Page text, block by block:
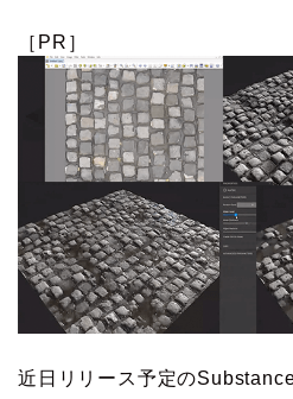
［PR］
近日リリース予定の